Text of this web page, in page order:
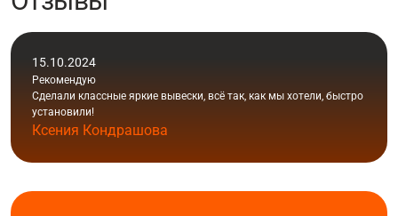
15.10.2024
Рекомендую
Сделали классные яркие вывески, всё так, как мы хотели, быстро
установили!
Ксения Кондрашова